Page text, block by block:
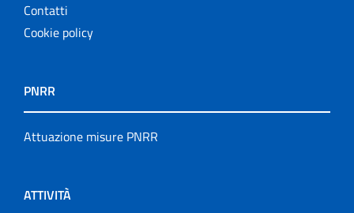
Contatti
Cookie policy
PNRR
Attuazione misure PNRR
ATTIVITÀ